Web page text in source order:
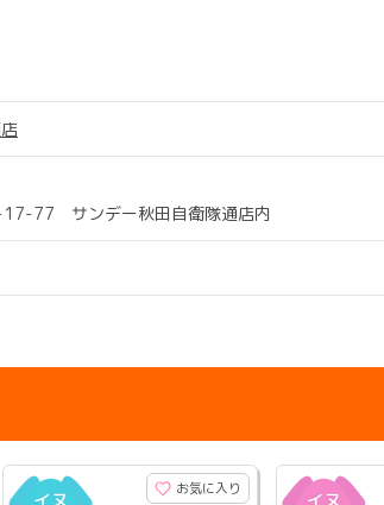
17-77 サンデー秋田自衛隊通店内
お気に入り